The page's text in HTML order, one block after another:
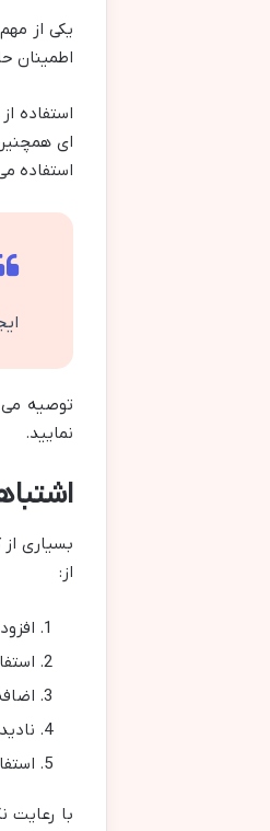
یکی از
اطمینان
استفاده از
ای
استفاده
توصیه می
نمایید.
بسیاری
از:
با رعایت